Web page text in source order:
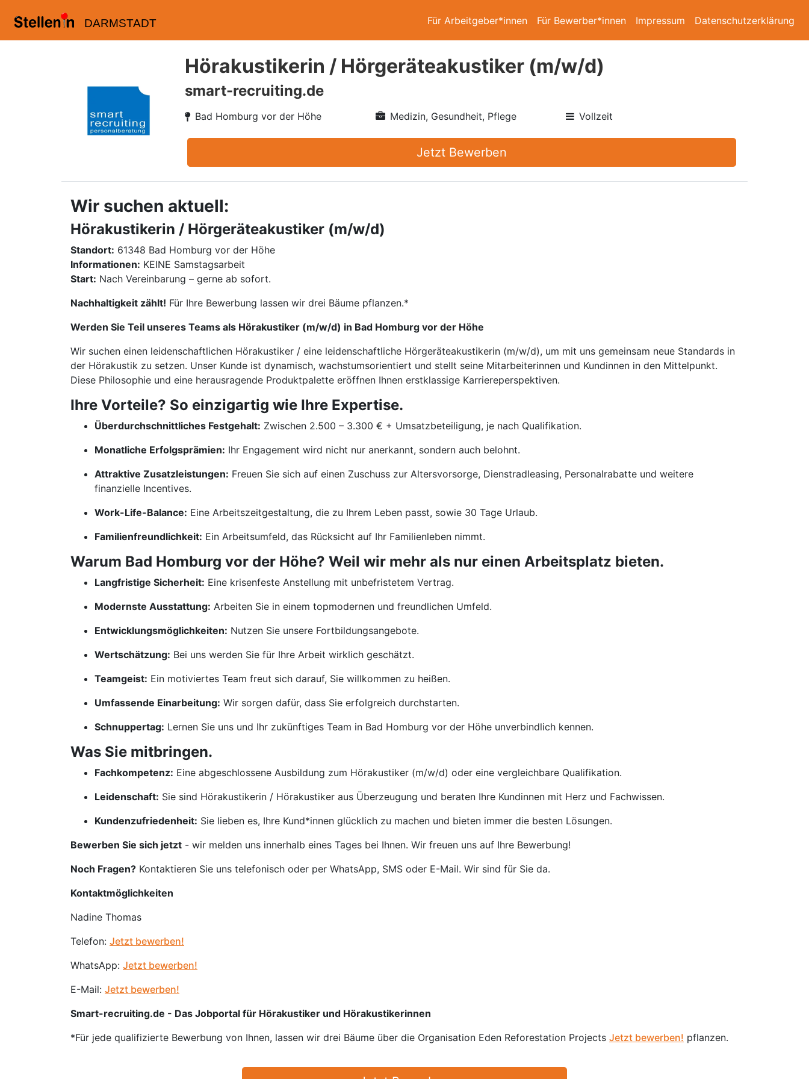
DARMSTADT Für Arbeitgeber*innen Für Bewerber*innen Impressum Datenschutzerklärung
Hörakustikerin / Hörgeräteakustiker (m/w/d)
smart-recruiting.de
Bad Homburg vor der Höhe Medizin, Gesundheit, Pflege Vollzeit
Jetzt Bewerben
Wir suchen aktuell:
Hörakustikerin / Hörgeräteakustiker (m/w/d)
Standort: 61348 Bad Homburg vor der Höhe
Informationen: KEINE Samstagsarbeit
Start: Nach Vereinbarung – gerne ab sofort.
Nachhaltigkeit zählt! Für Ihre Bewerbung lassen wir drei Bäume pflanzen.*
Werden Sie Teil unseres Teams als Hörakustiker (m/w/d) in Bad Homburg vor der Höhe
Wir suchen einen leidenschaftlichen Hörakustiker / eine leidenschaftliche Hörgeräteakustikerin (m/w/d), um mit uns gemeinsam neue Standards in
der Hörakustik zu setzen. Unser Kunde ist dynamisch, wachstumsorientiert und stellt seine Mitarbeiterinnen und Kundinnen in den Mittelpunkt.
Diese Philosophie und eine herausragende Produktpalette eröffnen Ihnen erstklassige Karriereperspektiven.
Ihre Vorteile? So einzigartig wie Ihre Expertise.
Überdurchschnittliches Festgehalt: Zwischen 2.500 – 3.300 € + Umsatzbeteiligung, je nach Qualifikation.
Monatliche Erfolgsprämien: Ihr Engagement wird nicht nur anerkannt, sondern auch belohnt.
Attraktive Zusatzleistungen: Freuen Sie sich auf einen Zuschuss zur Altersvorsorge, Dienstradleasing, Personalrabatte und weitere
finanzielle Incentives.
Work-Life-Balance: Eine Arbeitszeitgestaltung, die zu Ihrem Leben passt, sowie 30 Tage Urlaub.
Familienfreundlichkeit: Ein Arbeitsumfeld, das Rücksicht auf Ihr Familienleben nimmt.
Warum Bad Homburg vor der Höhe? Weil wir mehr als nur einen Arbeitsplatz bieten.
Langfristige Sicherheit: Eine krisenfeste Anstellung mit unbefristetem Vertrag.
Modernste Ausstattung: Arbeiten Sie in einem topmodernen und freundlichen Umfeld.
Entwicklungsmöglichkeiten: Nutzen Sie unsere Fortbildungsangebote.
Wertschätzung: Bei uns werden Sie für Ihre Arbeit wirklich geschätzt.
Teamgeist: Ein motiviertes Team freut sich darauf, Sie willkommen zu heißen.
Umfassende Einarbeitung: Wir sorgen dafür, dass Sie erfolgreich durchstarten.
Schnuppertag: Lernen Sie uns und Ihr zukünftiges Team in Bad Homburg vor der Höhe unverbindlich kennen.
Was Sie mitbringen.
Fachkompetenz: Eine abgeschlossene Ausbildung zum Hörakustiker (m/w/d) oder eine vergleichbare Qualifikation.
Leidenschaft: Sie sind Hörakustikerin / Hörakustiker aus Überzeugung und beraten Ihre Kundinnen mit Herz und Fachwissen.
Kundenzufriedenheit: Sie lieben es, Ihre Kund*innen glücklich zu machen und bieten immer die besten Lösungen.
Bewerben Sie sich jetzt - wir melden uns innerhalb eines Tages bei Ihnen. Wir freuen uns auf Ihre Bewerbung!
Noch Fragen? Kontaktieren Sie uns telefonisch oder per WhatsApp, SMS oder E-Mail. Wir sind für Sie da.
Kontaktmöglichkeiten
Nadine Thomas
Telefon: Jetzt bewerben!
WhatsApp: Jetzt bewerben!
E-Mail: Jetzt bewerben!
Smart-recruiting.de - Das Jobportal für Hörakustiker und Hörakustikerinnen
*Für jede qualifizierte Bewerbung von Ihnen, lassen wir drei Bäume über die Organisation Eden Reforestation Projects Jetzt bewerben! pflanzen.